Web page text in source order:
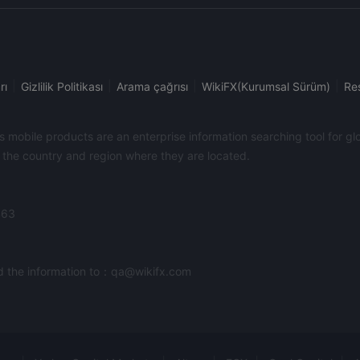
Gizlilik Politikası Arama çağrısı WikiFX(Kurumsal Sürüm)
mobile products are an enterprise information searching tool for
country and region where they are located.
the information to：qa@wikifx.com